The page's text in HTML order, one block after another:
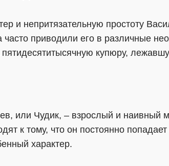
и непритязательную простоту
часто приводили его в различные
пятидесятитысячную купюру,
или Чудик, – взрослый и наивный
к тому, что он постоянно
характер.